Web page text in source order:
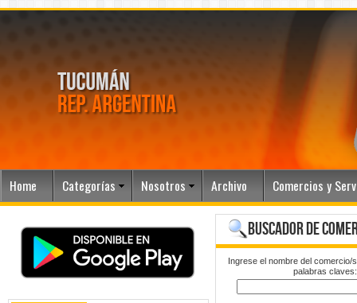
Home Categorías Nosotros Archivo Comercios y
buscador de
Ingrese el nombre del comercio/
palabras claves: